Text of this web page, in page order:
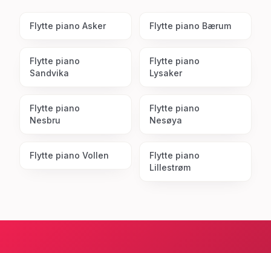
Flytte piano Asker Flytte piano Bærum
Flytte piano
Sandvika
Flytte piano
Lysaker
Flytte piano
Nesbru
Flytte piano
Nesøya
Flytte piano Vollen
Flytte piano
Lillestrøm